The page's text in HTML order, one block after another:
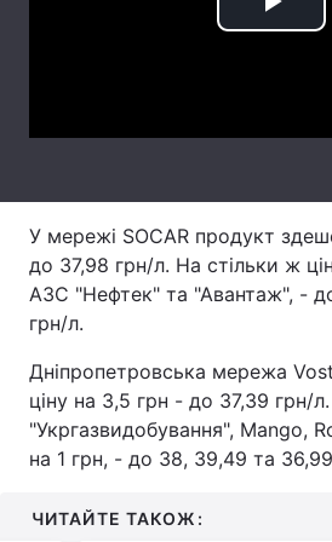
Інтерв'ю
Архів
Контакти
Послуги
Play
У мережі SOCAR продукт
до 37,98 грн/л. На стільки ж
АЗС "Нефтек" та "Авантаж", -
грн/л.
Дніпропетровська мережа
ціну на 3,5 грн - до 37,39 грн/
"Укргазвидобування", Mango,
на 1 грн, - до 38, 39,49 та
ЧИТАЙТЕ ТАКОЖ: